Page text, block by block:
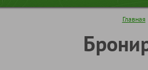
Главная